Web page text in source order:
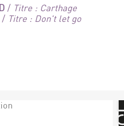
/ Titre : Carthage
/ Titre : Don't let go